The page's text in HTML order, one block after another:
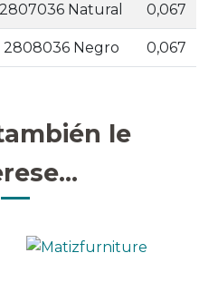
2807036 Natural 0,067
2808036 Negro 0,067
le